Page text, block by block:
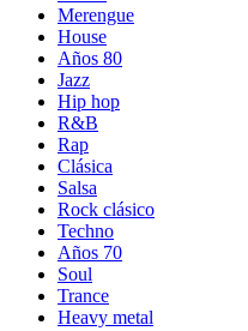
Merengue
House
Años 80
Jazz
Hip hop
R&B
Rap
Clásica
Salsa
Rock clásico
Techno
Años 70
Soul
Trance
Heavy metal